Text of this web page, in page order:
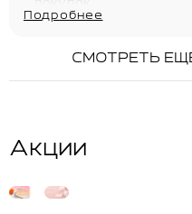
29.05.2026
Подробнее
СМОТРЕТЬ
Акции